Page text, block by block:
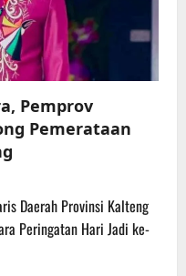
Pemprov
Pemerataan
Daerah Provinsi Kalteng
Peringatan Hari Jadi ke-